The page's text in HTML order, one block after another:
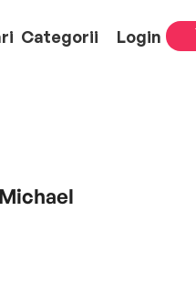
Categorii Login